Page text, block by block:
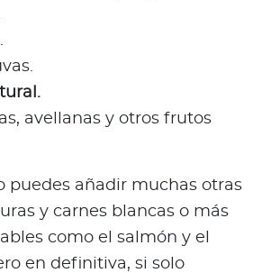
avellanas y otros frutos
puedes añadir muchas otras
y carnes blancas o más
como el salmón y el
en definitiva, si solo